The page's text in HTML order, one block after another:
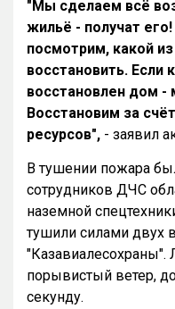
"Мы сделаем всё
жильё - получат
посмотрим, какой
восстановить. Если
восстановлен дом -
Восстановим за
ресурсов", - заявил
В тушении пожара
сотрудников ДЧС
наземной
тушили силами двух
порывистый ветер,
секунду.